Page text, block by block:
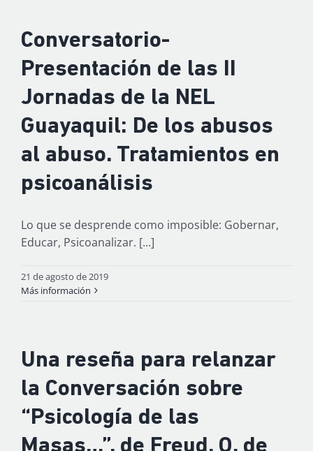
Conversatorio-
Presentación de las II
Jornadas de la NEL
Guayaquil: De los abusos
al abuso. Tratamientos en
psicoanálisis
Lo que se desprende como imposible: Gobernar,
Educar, Psicoanalizar. [...]
21 de agosto de 2019
Más información
Una reseña para relanzar
la Conversación sobre
“Psicología de las
Masas…”, de Freud. O, de